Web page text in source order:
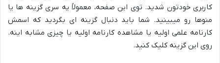
کاربری خودتون شدید. توی این صفحه، معمولاً یه سری گزینه ها یا
منوها رو میبینید. شما باید دنبال گزینه ای بگردید که اسمش
کارنامه علمی اولیه یا مشاهده کارنامه اولیه یا چیزی مشابه اینه.
روی این گزینه کلیک کنید.